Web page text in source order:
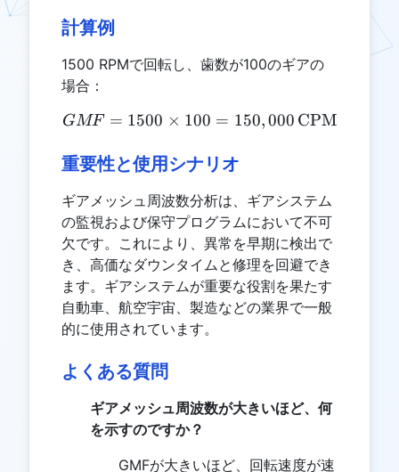
計算例
1500 RPMで回転し、歯数が100のギアの
場合：
GMF = 1500 \times 100
GMF = 1500 × 100 = 150,000 CPM
重要性と使用シナリオ
ギアメッシュ周波数分析は、ギアシステム
の監視および保守プログラムにおいて不可
欠です。これにより、異常を早期に検出で
き、高価なダウンタイムと修理を回避でき
ます。ギアシステムが重要な役割を果たす
自動車、航空宇宙、製造などの業界で一般
的に使用されています。
よくある質問
ギアメッシュ周波数が大きいほど、何
を示すのですか？
GMFが大きいほど、回転速度が速